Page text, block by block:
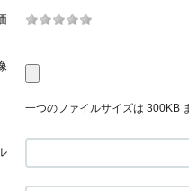
一つのファイルサイズは 300KB